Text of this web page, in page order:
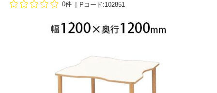
0件 Pコード:102851